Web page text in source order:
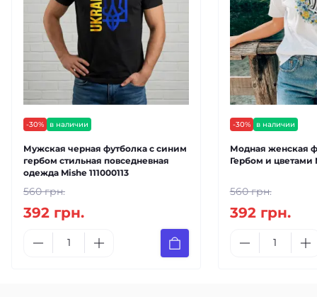
-30% в наличии
Мужская черная футболка с синим
гербом стильная повседневная
одежда Mishe 111000113
560 грн.
392 грн.
-30% в наличии
Модная женская
Гербом и цветами
560 грн.
392 грн.